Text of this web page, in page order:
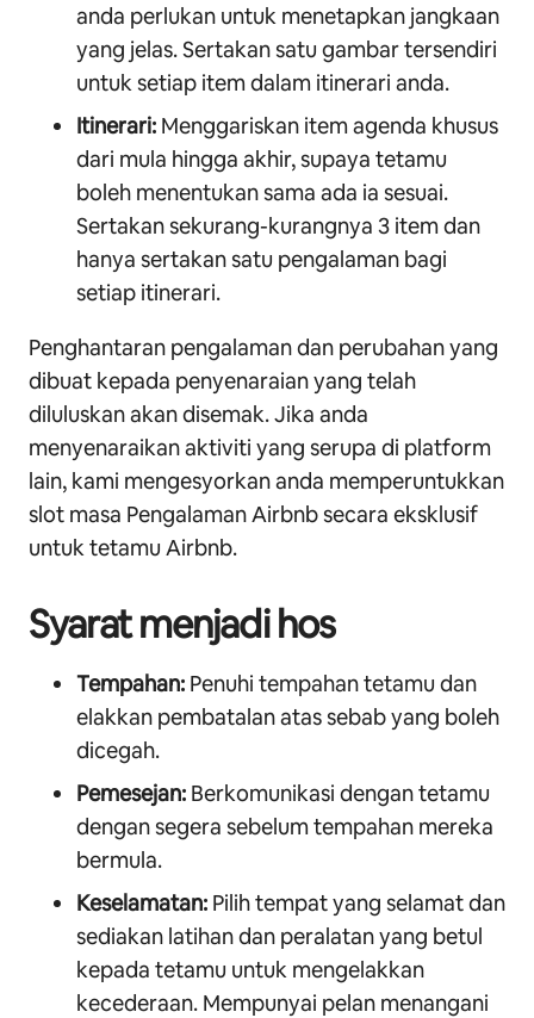
anda perlukan untuk menetapkan jangkaan
yang jelas. Sertakan satu gambar tersendiri
untuk setiap item dalam itinerari anda.
Itinerari: Menggariskan item agenda khusus
dari mula hingga akhir, supaya tetamu
boleh menentukan sama ada ia sesuai.
Sertakan sekurang-kurangnya 3 item dan
hanya sertakan satu pengalaman bagi
setiap itinerari.
Penghantaran pengalaman dan perubahan yang
dibuat kepada penyenaraian yang telah
diluluskan akan disemak. Jika anda
menyenaraikan aktiviti yang serupa di platform
lain, kami mengesyorkan anda memperuntukkan
slot masa Pengalaman Airbnb secara eksklusif
untuk tetamu Airbnb.
Syarat menjadi hos
Tempahan: Penuhi tempahan tetamu dan
elakkan pembatalan atas sebab yang boleh
dicegah.
Pemesejan: Berkomunikasi dengan tetamu
dengan segera sebelum tempahan mereka
bermula.
Keselamatan: Pilih tempat yang selamat dan
sediakan latihan dan peralatan yang betul
kepada tetamu untuk mengelakkan
kecederaan. Mempunyai pelan menangani